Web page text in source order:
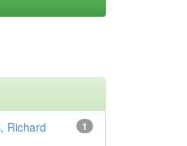
1
Richard